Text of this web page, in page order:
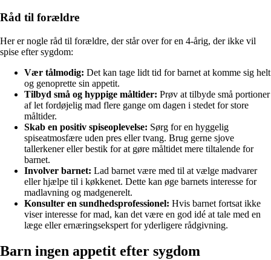
Råd til forældre
Her er nogle råd til forældre, der står over for en 4-årig, der ikke vil
spise efter sygdom:
Vær tålmodig: Det kan tage lidt tid for barnet at komme sig helt
og genoprette sin appetit.
Tilbyd små og hyppige måltider: Prøv at tilbyde små portioner
af let fordøjelig mad flere gange om dagen i stedet for store
måltider.
Skab en positiv spiseoplevelse: Sørg for en hyggelig
spiseatmosfære uden pres eller tvang. Brug gerne sjove
tallerkener eller bestik for at gøre måltidet mere tiltalende for
barnet.
Involver barnet: Lad barnet være med til at vælge madvarer
eller hjælpe til i køkkenet. Dette kan øge barnets interesse for
madlavning og madgenerelt.
Konsulter en sundhedsprofessionel: Hvis barnet fortsat ikke
viser interesse for mad, kan det være en god idé at tale med en
læge eller ernæringsekspert for yderligere rådgivning.
Barn ingen appetit efter sygdom